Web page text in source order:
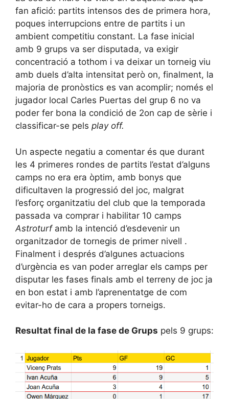
fan afició: partits intensos des de primera hora,
poques interrupcions entre de partits i un
ambient competitiu constant. La fase inicial
amb 9 grups va ser disputada, va exigir
concentració a tothom i va deixar un torneig viu
amb duels d’alta intensitat però on, finalment, la
majoria de pronòstics es van acomplir; només el
jugador local Carles Puertas del grup 6 no va
poder fer bona la condició de 2on cap de sèrie i
classificar-se pels play off.
Un aspecte negatiu a comentar és que durant
les 4 primeres rondes de partits l’estat d’alguns
camps no era era òptim, amb bonys que
dificultaven la progressió del joc, malgrat
l’esforç organitzatiu del club que la temporada
passada va comprar i habilitar 10 camps
Astroturfamb la intenció d’esdevenir un
organitzador de tornegis de primer nivell .
Finalment i després d’algunes actuacions
d’urgència es van poder arreglar els camps per
disputar les fases finals amb el terreny de joc ja
en bon estat i amb l’aprenentatge de com
evitar-ho de cara a propers torneigs.
Resultat final de la fase de Grups pels 9 grups: